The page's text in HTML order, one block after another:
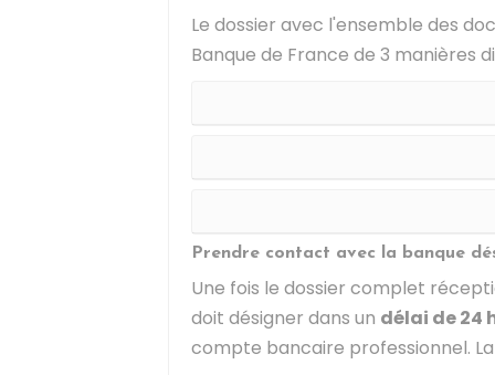
Le dossier avec l'ensemble des
Banque de France de 3 manières
Prendre contact avec la banque
Une fois le dossier complet
doit désigner dans un délai de 24
compte bancaire professionnel.